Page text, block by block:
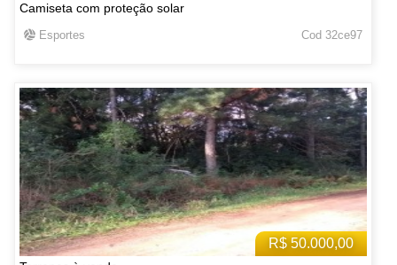
Camiseta com proteção solar
Esportes Cod 32ce97
R$ 50.000,00